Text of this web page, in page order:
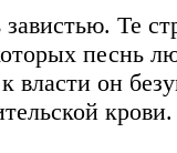
Те
песнь
власти он
крови.